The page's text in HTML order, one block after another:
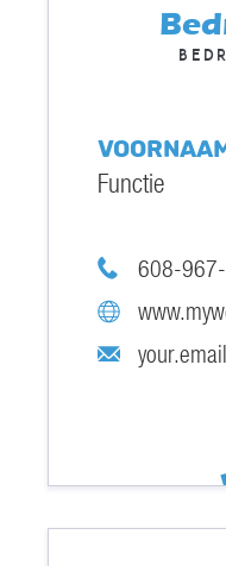
608-
Functie